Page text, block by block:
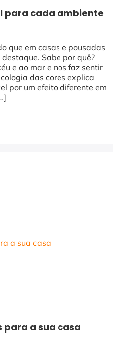
para cada ambiente
que em casas e pousadas
Sabe por quê?
e ao mar e nos faz sentir
das cores explica
por um efeito diferente em
para a sua casa